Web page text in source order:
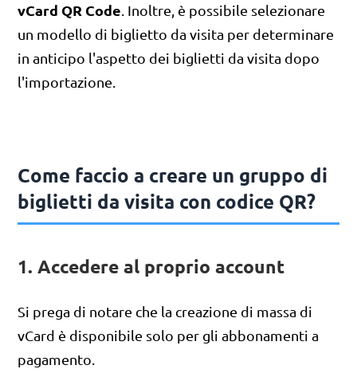
vCard QR Code . Inoltre, è possibile selezionare
un modello di biglietto da visita per determinare
in anticipo l'aspetto dei biglietti da visita dopo
l'importazione.
Come faccio a creare un gruppo di
biglietti da visita con codice QR?
1. Accedere al proprio account
Si prega di notare che la creazione di massa di
vCard è disponibile solo per gli abbonamenti a
pagamento.